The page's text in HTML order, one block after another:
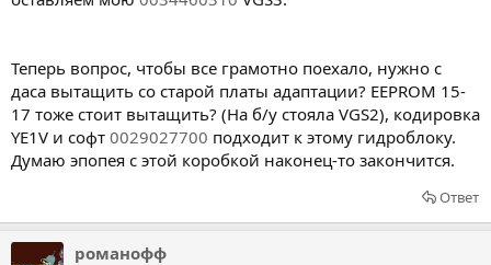
Теперь вопрос, чтобы все грамотно поехало, нужно с
даса вытащить со старой платы адаптации? EEPROM 15-
17 тоже стоит вытащить? (На б/у стояла VGS2), кодировка
YE1V и софт 0029027700 подходит к этому гидроблоку.
Думаю эпопея с этой коробкой наконец-то закончится.
Ответ
романофф